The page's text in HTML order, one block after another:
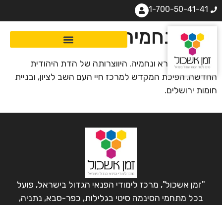
1-700-50-41-41
ספר נחמיה
עלייתם של עזרא ונחמיה. היווצרותה של הדת היהודית
החדשה. הפיכת המקדש למרכז חיי העם השב לציון, ובניית
חומות ירושלים.
"זמן אשכול", מרכז לימודי הפנאי הגדול בישראל, פועל
בכל מתחמי הסינמה סיטי בגלילות, כפר-סבא, נתניה,